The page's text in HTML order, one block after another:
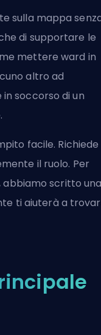
sulla mappa
di supportare le
mettere ward in
altro ad
soccorso di un
facile. Richiede
il ruolo. Per
abbiamo scritto una
ti aiuterà a